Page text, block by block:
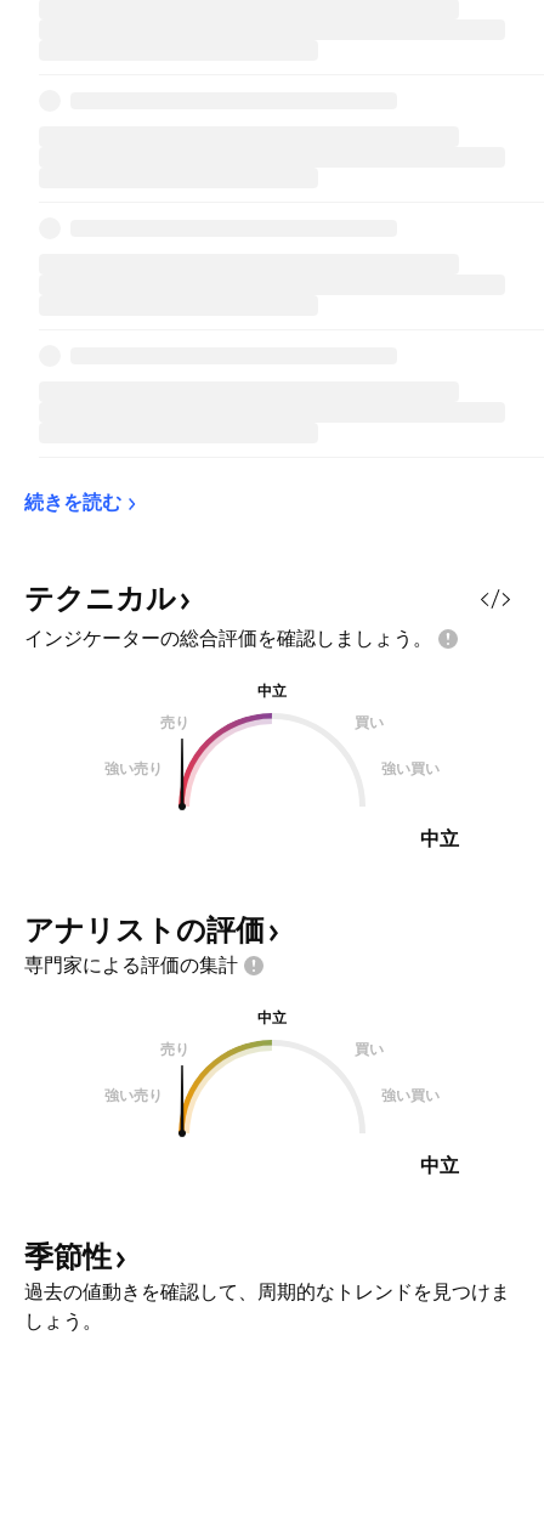
続きを読む
テクニカル
インジケーターの総合評価を確認しましょう。
中立
売り
買い
強い売り 強い買い
中立
アナリストの評価
専門家による評価の集計
中立
売り
買い
強い売り 強い買い
中立
季節性
過去の値動きを確認して、周期的なトレンドを見つけま
しょう。